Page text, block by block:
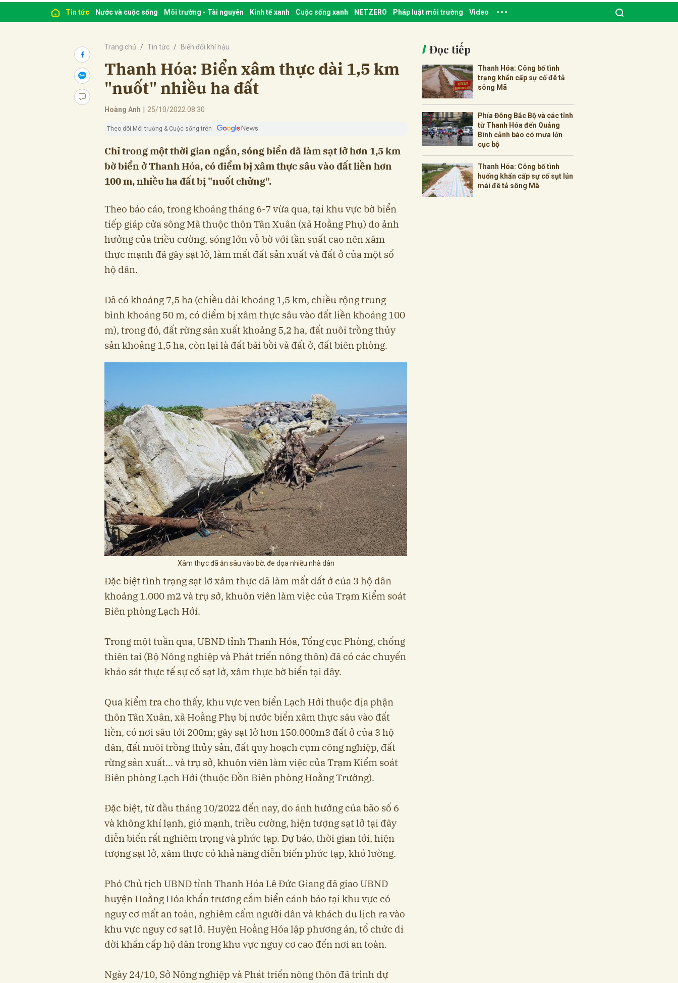
Tin tức Nước và cuộc sống Môi trường - Tài nguyên Kinh tế xanh Cuộc sống xanh NETZERO Pháp luật môi trường Video
Trang chủ Tin tức Biến đổi khí hậu
Thanh Hóa: Biển xâm thực dài 1,5 km
"nuốt" nhiều ha đất
Hoàng Anh 25/10/2022 08:30
Theo dõi Môi trường & Cuộc sống trên
Chỉ trong một thời gian ngắn, sóng biển đã làm sạt lở hơn 1,5 km
bờ biển ở Thanh Hóa, có điểm bị xâm thực sâu vào đất liền hơn
100 m, nhiều ha đất bị "nuốt chửng".
Theo báo cáo, trong khoảng tháng 6-7 vừa qua, tại khu vực bờ biển
tiếp giáp cửa sông Mã thuộc thôn Tân Xuân (xã Hoằng Phụ) do ảnh
hưởng của triều cường, sóng lớn vỗ bờ với tần suất cao nên xâm
thực mạnh đã gây sạt lở, làm mất đất sản xuất và đất ở của một số
hộ dân.
Đã có khoảng 7,5 ha (chiều dài khoảng 1,5 km, chiều rộng trung
bình khoảng 50 m, có điểm bị xâm thực sâu vào đất liền khoảng 100
m), trong đó, đất rừng sản xuất khoảng 5,2 ha, đất nuôi trồng thủy
sản khoảng 1,5 ha, còn lại là đất bãi bồi và đất ở, đất biên phòng.
Xâm thực đã ăn sâu vào bờ, đe dọa nhiều nhà dân
Đặc biệt tình trạng sạt lở xâm thực đã làm mất đất ở của 3 hộ dân
khoảng 1.000 m2 và trụ sở, khuôn viên làm việc của Trạm Kiểm soát
Biên phòng Lạch Hới.
Trong một tuần qua, UBND tỉnh Thanh Hóa, Tổng cục Phòng, chống
thiên tai (Bộ Nông nghiệp và Phát triển nông thôn) đã có các chuyến
khảo sát thực tế sự cố sạt lở, xâm thực bờ biển tại đây.
Qua kiểm tra cho thấy, khu vực ven biển Lạch Hới thuộc địa phận
thôn Tân Xuân, xã Hoằng Phụ bị nước biển xâm thực sâu vào đất
liền, có nơi sâu tới 200m; gây sạt lở hơn 150.000m3 đất ở của 3 hộ
dân, đất nuôi trồng thủy sản, đất quy hoạch cụm công nghiệp, đất
rừng sản xuất... và trụ sở, khuôn viên làm việc của Trạm Kiểm soát
Biên phòng Lạch Hới (thuộc Đồn Biên phòng Hoằng Trường).
Đặc biệt, từ đầu tháng 10/2022 đến nay, do ảnh hưởng của bão số 6
và không khí lạnh, gió mạnh, triều cường, hiện tượng sạt lở tại đây
diễn biến rất nghiêm trọng và phức tạp. Dự báo, thời gian tới, hiện
tượng sạt lở, xâm thực có khả năng diễn biến phức tạp, khó lường.
Phó Chủ tịch UBND tỉnh Thanh Hóa Lê Đức Giang đã giao UBND
huyện Hoằng Hóa khẩn trương cắm biển cảnh báo tại khu vực có
nguy cơ mất an toàn, nghiêm cấm người dân và khách du lịch ra vào
khu vực nguy cơ sạt lở. Huyện Hoằng Hóa lập phương án, tổ chức di
dời khẩn cấp hộ dân trong khu vực nguy cơ cao đến nơi an toàn.
Ngày 24/10, Sở Nông nghiệp và Phát triển nông thôn đã trình dự
Đọc tiếp
Thanh Hóa: Công bố tình
trạng khẩn cấp sự cố đê tả
sông Mã
Phía Đông Bắc Bộ và các tỉnh
từ Thanh Hóa đến Quảng
Bình cảnh báo có mưa lớn
cục bộ
Thanh Hóa: Công bố tình
huống khẩn cấp sự cố sụt lún
mái đê tả sông Mã